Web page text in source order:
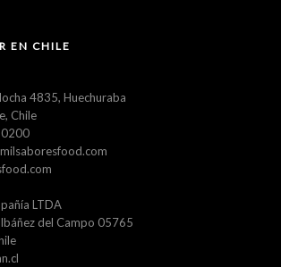
EN CHILE
4835, Huechuraba
Chile
0200
LTDA
del Campo 05765